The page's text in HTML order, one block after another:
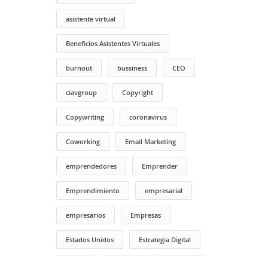
asistente virtual
Beneficios Asistentes Virtuales
burnout bussiness CEO
ciavgroup Copyright
Copywriting coronavirus
Coworking Email Marketing
emprendedores Emprender
Emprendimiento empresarial
empresarios Empresas
Estados Unidos Estrategia Digital